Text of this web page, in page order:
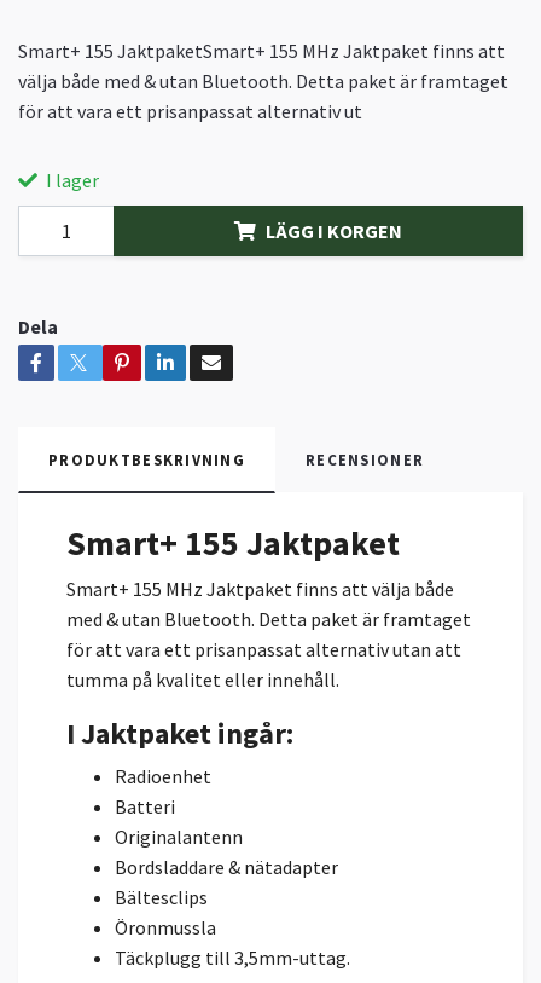
Smart+ 155 JaktpaketSmart+ 155 MHz Jaktpaket finns att
välja både med & utan Bluetooth. Detta paket är framtaget
för att vara ett prisanpassat alternativ ut
I lager
LÄGG I KORGEN
Dela
PRODUKTBESKRIVNING RECENSIONER
Smart+ 155 Jaktpaket
Smart+ 155 MHz Jaktpaket finns att välja både
med & utan Bluetooth. Detta paket är framtaget
för att vara ett prisanpassat alternativ utan att
tumma på kvalitet eller innehåll.
I Jaktpaket ingår:
Radioenhet
Batteri
Originalantenn
Bordsladdare & nätadapter
Bältesclips
Öronmussla
Täckplugg till 3,5mm-uttag.